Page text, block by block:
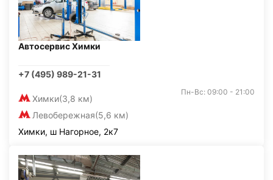
Автосервис Химки
+7 (495) 989-21-31
Химки(3,8 км)
Левобережная(5,6 км)
Пн-Вс: 09:00 - 21:00
Химки, ш Нагорное, 2к7